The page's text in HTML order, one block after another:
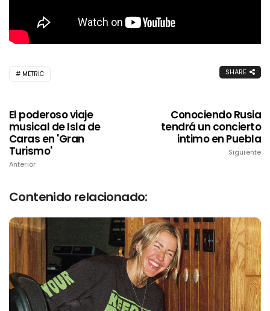
METRIC SHARE
El poderoso viaje
musical de Isla de
Caras en 'Gran
Turismo'
Anterior
Conociendo Rusia
tendrá un concierto
intimo en Puebla
Siguiente
Contenido relacionado: